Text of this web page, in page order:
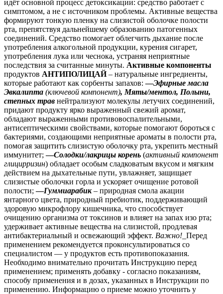
идёт основной процесс детоксикации: средство работает с
симптомом, а не с источником проблемы. Активные вещества
формируют тонкую пленку на слизистой оболочке полости
рта, препятствуя дальнейшему образованию патогенных
соединений. Средство помогает облегчить дыхание после
употребления алкогольной продукции, курения сигарет,
употребления лука или чеснока, устраняя неприятные
последствия за считанные минуты. Активные компоненты
продуктов АНТИПОЛИЦАЙ– натуральные ингредиенты,
которые работают как сорбенты запахов:—Эфирные масла
Эвкалипта (ключевой компонент), Мяты/ментол, Полыни,
степных трав нейтрализуют молекулы летучих соединений,
придают продукту ярко выраженный свежий аромат,
обладают выраженными противовоспалительными,
антисептическими свойствами, которые помогают бороться с
бактериями, создающими неприятные ароматы в полости рта,
помогая защитить слизистую оболочку рта, укрепить местный
иммунитет;—Солодки/лакрицы корень (активный компонент
глицирризин) обладает особым сладковатым вкусом и мягким
действием на дыхательные пути, увлажняет, защищает
слизистые оболочки горла и ускоряет очищение ротовой
полости;—Гуммиарабик– природная смола акации
янтарного цвета, природный пребиотик, поддерживающий
здоровую микрофлору кишечника, что способствует
очищению организма от токсинов и влияет на запах изо рта;
удерживает активные вещества на слизистой, продлевая
антибактериальный и освежающий эффект. Важно! _Перед
применением рекомендуется проконсультироваться со
специалистом — у продуктов есть противопоказания.
Необходимо внимательно прочитать Инструкцию перед
применением; применять добавку - согласно показаниям,
способу применения и в дозах, указанных в Инструкции по
применению. Информацию о приеме можно уточнить у